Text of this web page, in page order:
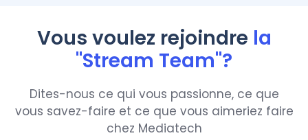
Vous voulez rejoindre la
"Stream Team"?
Dites-nous ce qui vous passionne, ce que
vous savez-faire et ce que vous aimeriez faire
chez Mediatech